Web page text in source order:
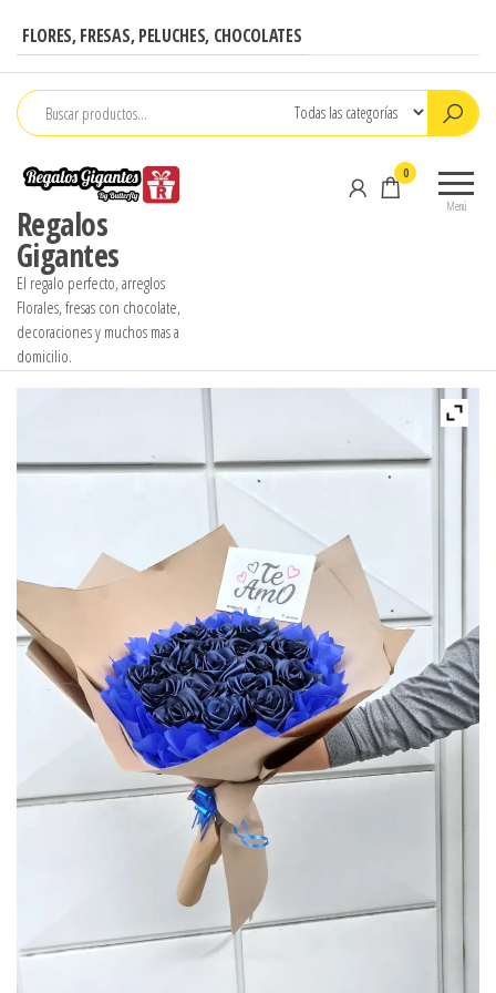
contenido
FLORES, FRESAS, PELUCHES, CHOCOLATES
Regalos
Gigantes
El regalo perfecto, arreglos
Florales, fresas con chocolate,
decoraciones y muchos mas a
domicilio.
Menú
0